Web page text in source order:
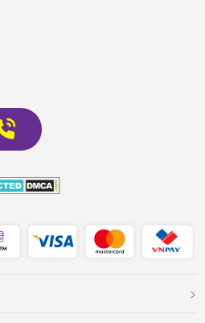
hồng với logo Ernest Borel tinh
máy Automatic mạ Rhodium được
de Geneve (vân sọc Geneva)
khóa bấm tiện lợi.